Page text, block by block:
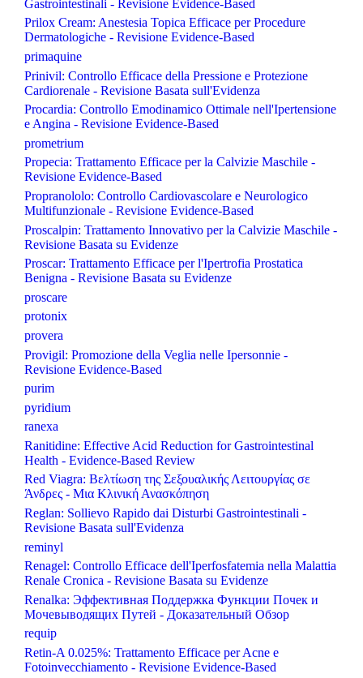
Gastrointestinali - Revisione Evidence-Based
Prilox Cream: Anestesia Topica Efficace per Procedure
Dermatologiche - Revisione Evidence-Based
primaquine
Prinivil: Controllo Efficace della Pressione e Protezione
Cardiorenale - Revisione Basata sull'Evidenza
Procardia: Controllo Emodinamico Ottimale nell'Ipertensione
e Angina - Revisione Evidence-Based
prometrium
Propecia: Trattamento Efficace per la Calvizie Maschile -
Revisione Evidence-Based
Propranololo: Controllo Cardiovascolare e Neurologico
Multifunzionale - Revisione Evidence-Based
Proscalpin: Trattamento Innovativo per la Calvizie Maschile -
Revisione Basata su Evidenze
Proscar: Trattamento Efficace per l'Ipertrofia Prostatica
Benigna - Revisione Basata su Evidenze
proscare
protonix
provera
Provigil: Promozione della Veglia nelle Ipersonnie -
Revisione Evidence-Based
purim
pyridium
ranexa
Ranitidine: Effective Acid Reduction for Gastrointestinal
Health - Evidence-Based Review
Red Viagra: Βελτίωση της Σεξουαλικής Λειτουργίας σε
Άνδρες - Μια Κλινική Ανασκόπηση
Reglan: Sollievo Rapido dai Disturbi Gastrointestinali -
Revisione Basata sull'Evidenza
reminyl
Renagel: Controllo Efficace dell'Iperfosfatemia nella Malattia
Renale Cronica - Revisione Basata su Evidenze
Renalka: Эффективная Поддержка Функции Почек и
Мочевыводящих Путей - Доказательный Обзор
requip
Retin-A 0.025%: Trattamento Efficace per Acne e
Fotoinvecchiamento - Revisione Evidence-Based